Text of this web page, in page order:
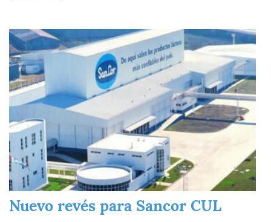
Imagen
Nuevo revés para Sancor CUL